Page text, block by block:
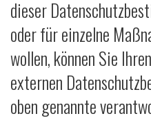
dieser
oder für einzelne
wollen, können Sie
externen
oben genannte